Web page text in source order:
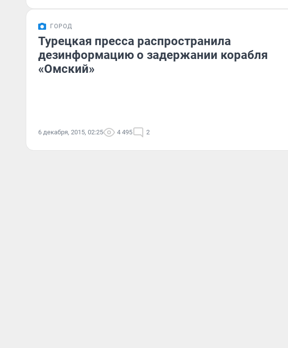
ГОРОД
Турецкая пресса распространила
дезинформацию о задержании корабля
«Омский»
6 декабря, 2015, 02:25 4 495 2